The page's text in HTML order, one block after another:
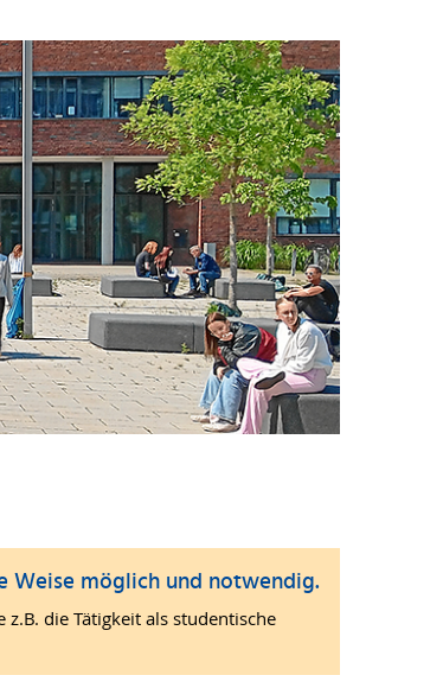
Weise möglich und notwendig.
die Tätigkeit als studentische